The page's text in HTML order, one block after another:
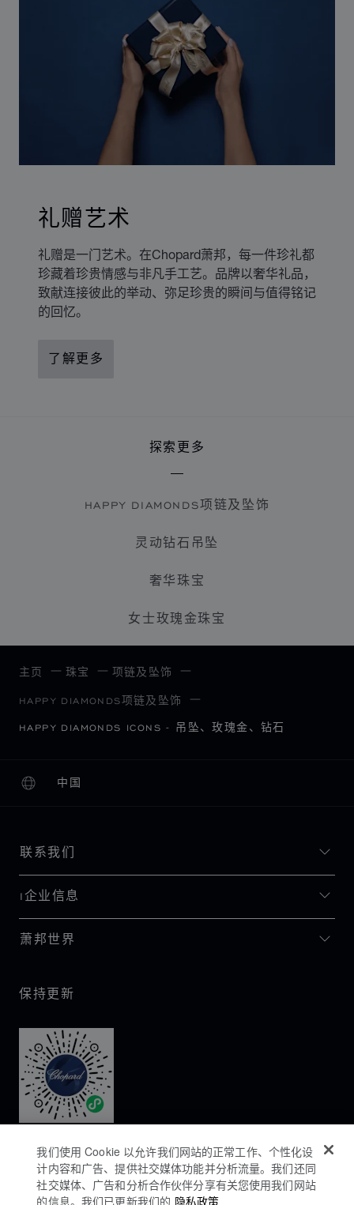
礼赠艺术
礼赠是一门艺术。在Chopard萧邦，每一件珍礼都
珍藏着珍贵情感与非凡手工艺。品牌以奢华礼品，
致献连接彼此的举动、弥足珍贵的瞬间与值得铭记
的回忆。
了解更多
探索更多
HAPPY DIAMONDS项链及坠饰
灵动钻石吊坠
奢华珠宝
女士玫瑰金珠宝
主页 珠宝 项链及坠饰
HAPPY DIAMONDS项链及坠饰
HAPPY DIAMONDS ICONS - 吊坠、玫瑰金、钻石
中国
本地化（更改国家/地区）
更改国家/地区
联系我们
I企业信息
萧邦世界
保持更新
我们使用 Cookie 以允许我们网站的正常工作、个性化设
计内容和广告、提供社交媒体功能并分析流量。我们还同
社交媒体、广告和分析合作伙伴分享有关您使用我们网站
的信息。我们已更新我们的 隐私政策